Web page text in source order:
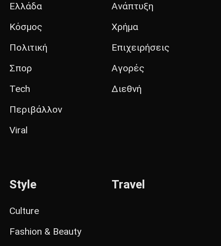
Ελλάδα
Κόσμος
Πολιτική
Σπορ
Tech
Περιβάλλον
Viral
Ανάπτυξη
Χρήμα
Επιχειρήσεις
Αγορές
Διεθνή
Style
Culture
Fashion & Beauty
Travel